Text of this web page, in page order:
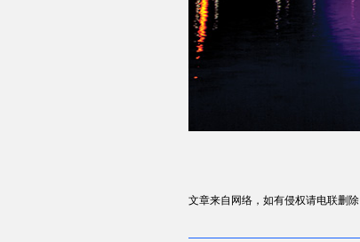
文章来自网络，如有侵权请电联删除